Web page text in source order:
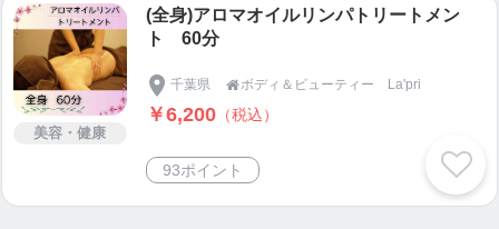
美容・健康
(全身)アロマオイルリンパトリートメン
ト 60分
千葉県 ボディ＆ビューティー La'pri
￥6,200 （税込）
93ポイント